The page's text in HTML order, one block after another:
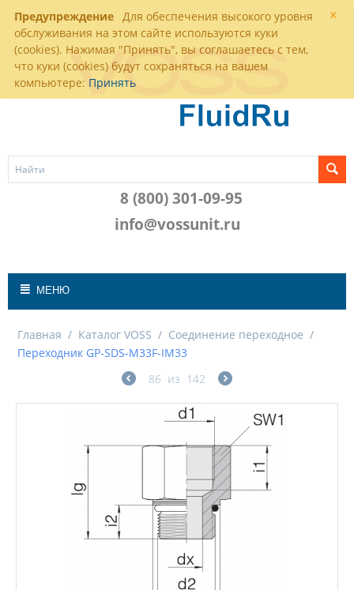
×
Предупреждение Для обеспечения высокого уровня
обслуживания на этом сайте используются куки
(cookies). Нажимая "Принять", вы соглашаетесь с тем,
что куки (cookies) будут сохраняться на вашем
компьютере: Принять
8 (800) 301-09-95
info@vossunit.ru
МЕНЮ
Главная / Каталог VOSS / Соединение переходное /
Переходник GP-SDS-M33F-IM33
86 из 142